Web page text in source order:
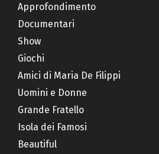
Approfondimento
Documentari
Show
Giochi
Amici di Maria De Filippi
Uomini e Donne
Grande Fratello
Isola dei Famosi
Beautiful